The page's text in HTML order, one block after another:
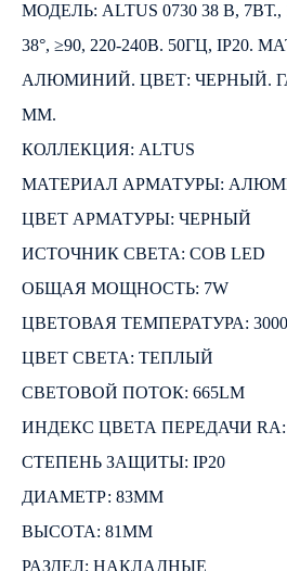
МОДЕЛЬ: ALTUS 0730 38 B, 7ВТ.,
38°, ≥90, 220-240В. 50ГЦ, IP20.
АЛЮМИНИЙ. ЦВЕТ: ЧЕРНЫЙ.
ММ.
КОЛЛЕКЦИЯ: ALTUS
МАТЕРИАЛ АРМАТУРЫ:
ЦВЕТ АРМАТУРЫ: ЧЕРНЫЙ
ИСТОЧНИК СВЕТА: COB LED
ОБЩАЯ МОЩНОСТЬ: 7W
ЦВЕТОВАЯ ТЕМПЕРАТУРА:
ЦВЕТ СВЕТА: ТЕПЛЫЙ
СВЕТОВОЙ ПОТОК: 665LM
ИНДЕКС ЦВЕТА ПЕРЕДАЧИ RA:
СТЕПЕНЬ ЗАЩИТЫ: IP20
ДИАМЕТР: 83ММ
ВЫСОТА: 81ММ
РАЗДЕЛ: НАКЛАДНЫЕ